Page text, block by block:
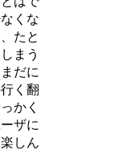
くな
たと
まう
だに
く翻
かく
ザに
しん